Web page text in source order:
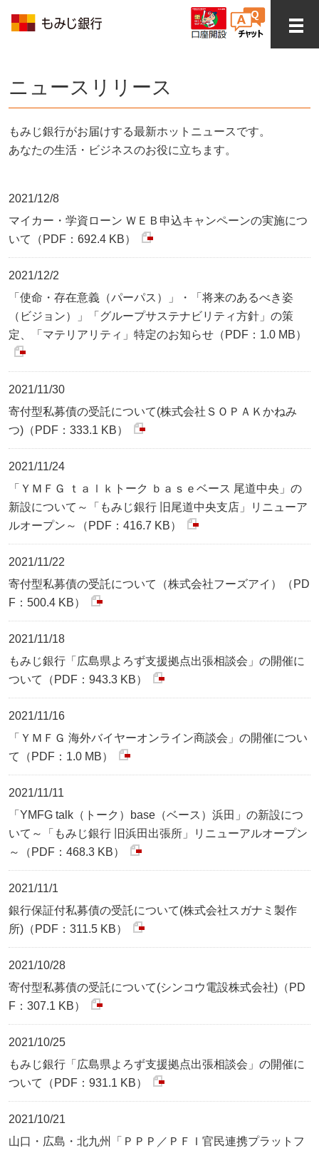
ニュースリリース
もみじ銀行がお届けする最新ホットニュースです。
あなたの生活・ビジネスのお役に立ちます。
2021/12/8
マイカー・学資ローン ＷＥＢ申込キャンペーンの実施につ
いて（PDF：692.4 KB）
2021/12/2
「使命・存在意義（パーパス）」・「将来のあるべき姿
（ビジョン）」「グループサステナビリティ方針」の策
定、「マテリアリティ」特定のお知らせ（PDF：1.0 MB）
2021/11/30
寄付型私募債の受託について(株式会社ＳＯＰＡＫかねみ
つ)（PDF：333.1 KB）
2021/11/24
「ＹＭＦＧ ｔａｌｋトーク ｂａｓｅベース 尾道中央」の
新設について～「もみじ銀行 旧尾道中央支店」リニューア
ルオープン～（PDF：416.7 KB）
2021/11/22
寄付型私募債の受託について（株式会社フーズアイ）（PD
F：500.4 KB）
2021/11/18
もみじ銀行「広島県よろず支援拠点出張相談会」の開催に
ついて（PDF：943.3 KB）
2021/11/16
「ＹＭＦＧ 海外バイヤーオンライン商談会」の開催につい
て（PDF：1.0 MB）
2021/11/11
「YMFG talk（トーク）base（ベース）浜田」の新設につ
いて～「もみじ銀行 旧浜田出張所」リニューアルオープン
～（PDF：468.3 KB）
2021/11/1
銀行保証付私募債の受託について(株式会社スガナミ製作
所)（PDF：311.5 KB）
2021/10/28
寄付型私募債の受託について(シンコウ電設株式会社)（PD
F：307.1 KB）
2021/10/25
もみじ銀行「広島県よろず支援拠点出張相談会」の開催に
ついて（PDF：931.1 KB）
2021/10/21
山口・広島・北九州「ＰＰＰ／ＰＦＩ官民連携プラットフ